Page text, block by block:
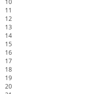
10
11
12
13
14
15
16
17
18
19
20